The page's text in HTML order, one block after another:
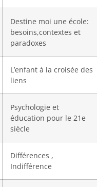
Destine moi une école:
besoins,contextes et
paradoxes
L’enfant à la croisée des
liens
Psychologie et
éducation pour le 21e
siècle
Différences ,
Indifférence